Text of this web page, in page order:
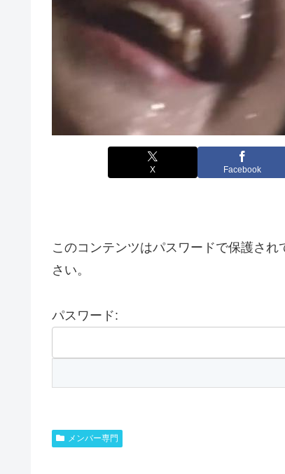
X Facebook
このコンテンツはパスワードで保護さ
さい。
パスワード:
メンバー専門